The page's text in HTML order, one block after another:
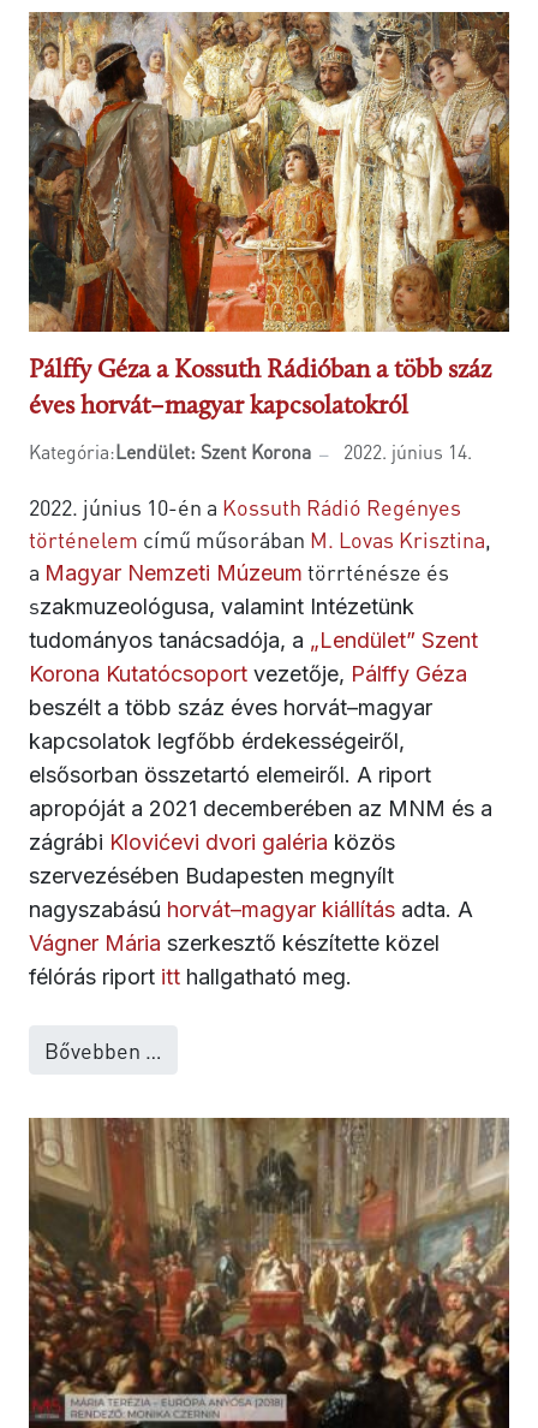
Pálffy Géza a Kossuth Rádióban a több száz
éves horvát–magyar kapcsolatokról
Kategória:Lendület: Szent Korona 2022. június 14.
2022. június 10-én a Kossuth Rádió Regényes
történelem című műsorában M. Lovas Krisztina,
a Magyar Nemzeti Múzeum törrténésze és
szakmuzeológusa, valamint Intézetünk
tudományos tanácsadója, a „Lendület” Szent
Korona Kutatócsoport vezetője, Pálffy Géza
beszélt a több száz éves horvát–magyar
kapcsolatok legfőbb érdekességeiről,
elsősorban összetartó elemeiről. A riport
apropóját a 2021 decemberében az MNM és a
zágrábi Klovićevi dvori galéria közös
szervezésében Budapesten megnyílt
nagyszabású horvát–magyar kiállítás adta. A
Vágner Mária szerkesztő készítette közel
félórás riport itt hallgatható meg.
Bővebben …